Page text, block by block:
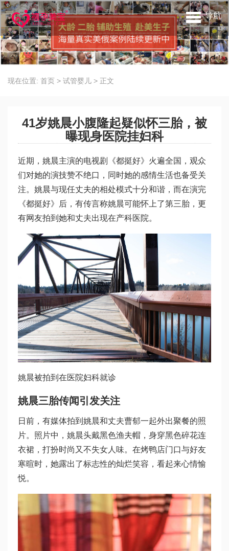
导航
现在位置: 首页 > 试管婴儿 > 正文
41岁姚晨小腹隆起疑似怀三胎，被
曝现身医院挂妇科
近期，姚晨主演的电视剧《都挺好》火遍全国，观众
们对她的演技赞不绝口，同时她的感情生活也备受关
注。姚晨与现任丈夫的相处模式十分和谐，而在演完
《都挺好》后，有传言称姚晨可能怀上了第三胎，更
有网友拍到她和丈夫出现在产科医院。
姚晨被拍到在医院妇科就诊
姚晨三胎传闻引发关注
日前，有媒体拍到姚晨和丈夫曹郁一起外出聚餐的照
片。照片中，姚晨头戴黑色渔夫帽，身穿黑色碎花连
衣裙，打扮时尚又不失女人味。在烤鸭店门口与好友
寒暄时，她露出了标志性的灿烂笑容，看起来心情愉
悦。